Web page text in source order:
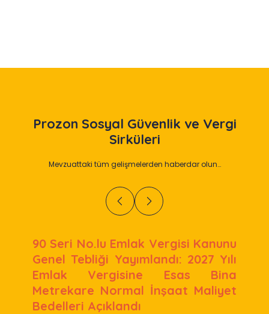
Prozon Sosyal Güvenlik ve Vergi
Sirküleri
Mevzuattaki tüm gelişmelerden haberdar olun…
90 Seri No.lu Emlak Vergisi Kanunu
Genel Tebliği Yayımlandı: 2027 Yılı
Emlak Vergisine Esas Bina
Metrekare Normal İnşaat Maliyet
Bedelleri Açıklandı